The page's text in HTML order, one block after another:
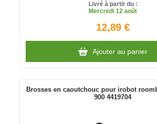
Livré à partir du :
Mercredi 12 août
12,89 €
Ajouter au panier
Brosses en caoutchouc pour irobot
900 4419704